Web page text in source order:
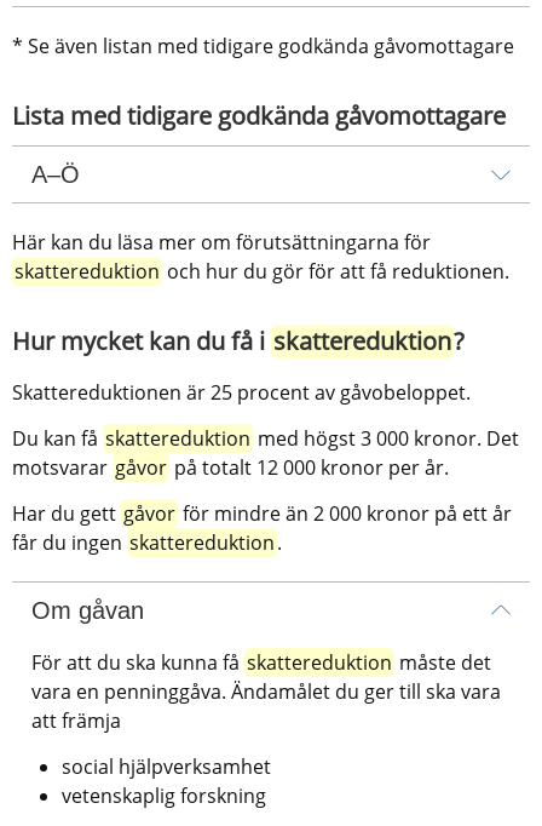
* Se även listan med tidigare godkända gåvomottagare
Lista med tidigare godkända gåvomottagare
A–Ö
Här kan du läsa mer om förutsättningarna för
skattereduktion och hur du gör för att få reduktionen.
Hur mycket kan du få i skattereduktion?
Skattereduktionen är 25 procent av gåvobeloppet.
Du kan få skattereduktion med högst 3 000 kronor. Det
motsvarar gåvor på totalt 12 000 kronor per år.
Har du gett gåvor för mindre än 2 000 kronor på ett år
får du ingen skattereduktion.
Om gåvan
För att du ska kunna få skattereduktion måste det
vara en penninggåva. Ändamålet du ger till ska vara
att främja
social hjälpverksamhet
vetenskaplig forskning